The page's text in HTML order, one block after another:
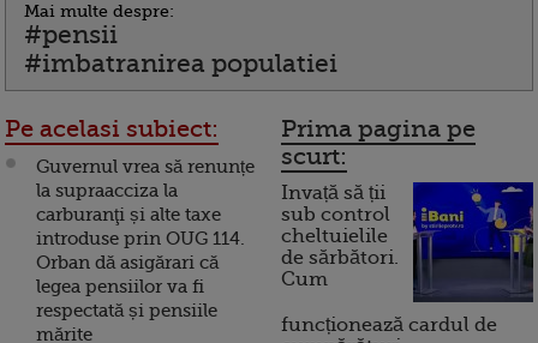
Mai multe despre:
#pensii
#imbatranirea populatiei
Pe acelasi subiect:
Guvernul vrea să renunțe
la supraacciza la
carburanţi și alte taxe
introduse prin OUG 114.
Orban dă asigărari că
legea pensiilor va fi
respectată și pensiile
mărite
Prima pagina pe
scurt:
Invață să ții
sub control
cheltuielile
de sărbători.
Cum
funcționează cardul de